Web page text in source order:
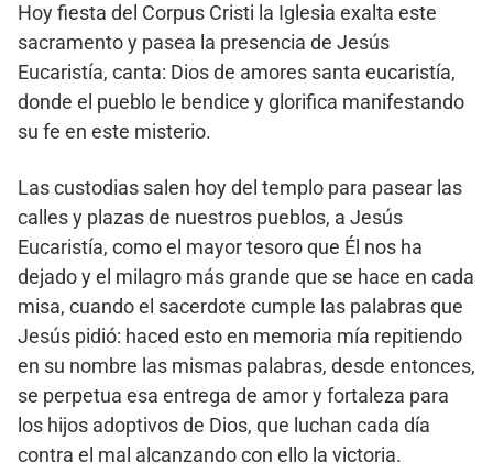
Hoy fiesta del Corpus Cristi la Iglesia exalta este
sacramento y pasea la presencia de Jesús
Eucaristía, canta: Dios de amores santa eucaristía,
donde el pueblo le bendice y glorifica manifestando
su fe en este misterio.
Las custodias salen hoy del templo para pasear las
calles y plazas de nuestros pueblos, a Jesús
Eucaristía, como el mayor tesoro que Él nos ha
dejado y el milagro más grande que se hace en cada
misa, cuando el sacerdote cumple las palabras que
Jesús pidió: haced esto en memoria mía repitiendo
en su nombre las mismas palabras, desde entonces,
se perpetua esa entrega de amor y fortaleza para
los hijos adoptivos de Dios, que luchan cada día
contra el mal alcanzando con ello la victoria.